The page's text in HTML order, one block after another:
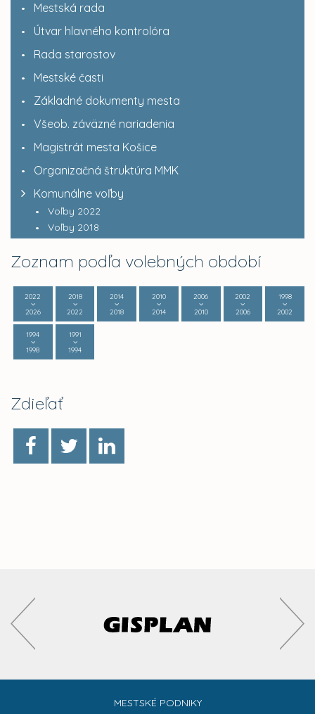
Mestská rada
Útvar hlavného kontrolóra
Rada starostov
Mestské časti
Základné dokumenty mesta
Všeob. záväzné nariadenia
Magistrát mesta Košice
Organizačná štruktúra MMK
Komunálne voľby
Voľby 2022
Voľby 2018
Zoznam podľa volebných období
2022
2026
2018
2022
2014
2018
2010
2014
2006
2010
2002
2006
1998
2002
1994
1998
1991
1994
Zdieľať
MESTSKÉ PODNIKY